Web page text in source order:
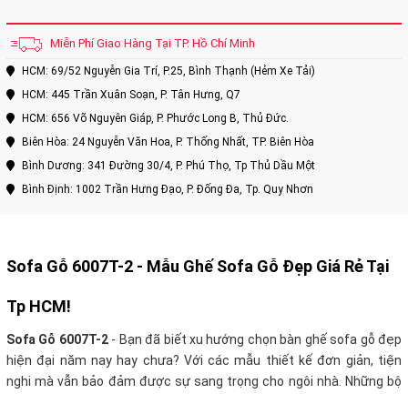
Miễn Phí Giao Hàng Tại TP. Hồ Chí Minh
HCM: 69/52 Nguyễn Gia Trí, P.25, Bình Thạnh (Hẻm Xe Tải)
HCM: 445 Trần Xuân Soạn, P. Tân Hưng, Q7
HCM: 656 Võ Nguyên Giáp, P. Phước Long B, Thủ Đức.
Biên Hòa: 24 Nguyễn Văn Hoa, P. Thống Nhất, TP. Biên Hòa
Bình Dương: 341 Đường 30/4, P. Phú Thọ, Tp Thủ Dầu Một
Bình Định: 1002 Trần Hưng Đạo, P. Đống Đa, Tp. Quy Nhơn
Sofa Gỗ 6007T-2 - Mẫu Ghế Sofa Gỗ Đẹp Giá Rẻ Tại
Tp HCM!
Sofa Gỗ 6007T-2- Bạn đã biết xu hướng chọn bàn ghế sofa gỗ đẹp
hiện đại năm nay hay chưa? Với các mẫu thiết kế đơn giản, tiện
nghi mà vẫn bảo đảm được sự sang trọng cho ngôi nhà. Những bộ